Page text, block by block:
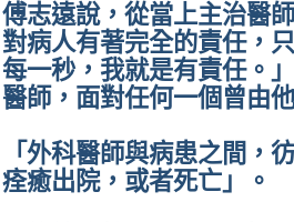
傅志遠說，從當上主治醫
對病人有著完全的責任，
每一秒，我就是有責任。
醫師，面對任何一個曾由
「外科醫師與病患之間，
痊癒出院，或者死亡」。